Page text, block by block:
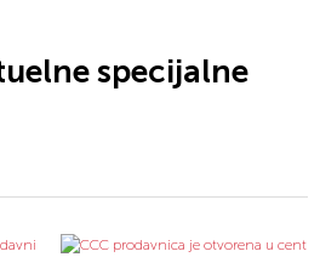
specijalne